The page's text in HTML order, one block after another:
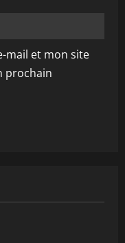
mail et mon site
prochain